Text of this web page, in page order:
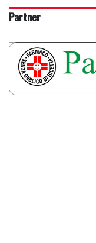
Partner